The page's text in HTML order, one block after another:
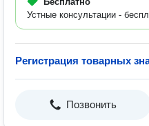
Устные консультации -
Регистрация товарных
Позвонить